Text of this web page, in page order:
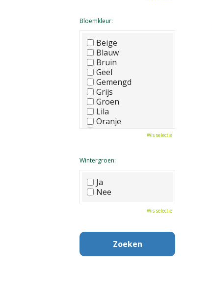
Bloemkleur:
Beige
Blauw
Bruin
Geel
Gemengd
Grijs
Groen
Lila
Oranje
Paars
Wit
Zwart
Wis selectie
Wintergroen:
Ja
Nee
Wis selectie